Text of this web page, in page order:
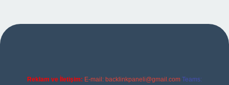
Reklam ve İletişim: E-mail: backlinkpaneli@gmail.com Teams: